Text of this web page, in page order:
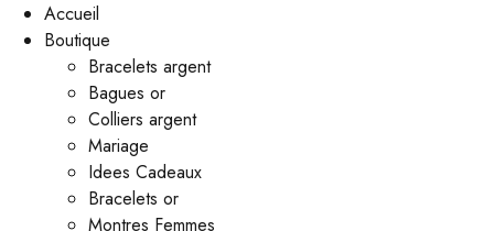
Accueil
Boutique
Bracelets argent
Bagues or
Colliers argent
Mariage
Idees Cadeaux
Bracelets or
Montres Femmes